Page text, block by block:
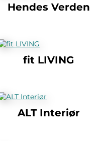
Hendes Verden
fit LIVING
ALT Interiør